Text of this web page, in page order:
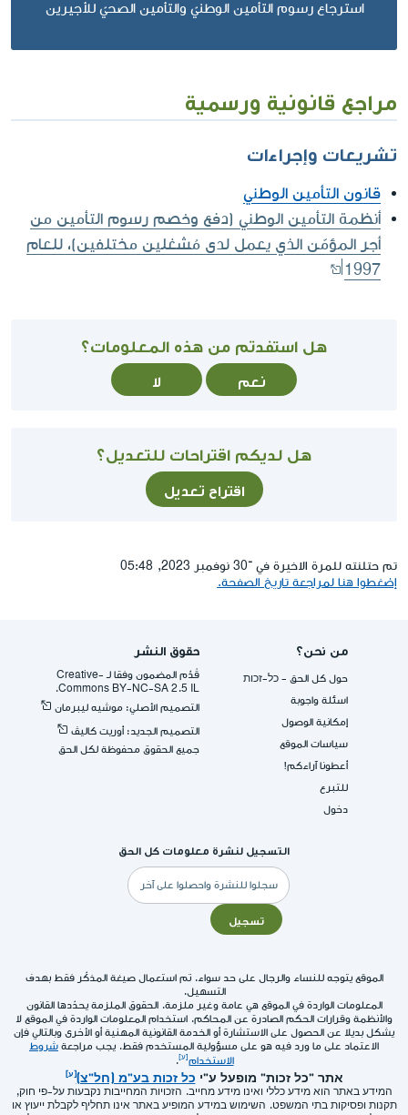
استرجاع رسوم التأمين الوطنيّ والتأمين الصحيّ للأجيرين
مراجع قانونية ورسمية
تشريعات وإجراءات
قانون التأمين الوطني
أنظمة التأمين الوطني (دفع وخصم رسوم التأمين من
أجر المؤمّن الذي يعمل لدى مُشغلين مختلفين)، للعام
1997
هل استفدتم من هذه المعلومات؟
نعم لا
هل لديكم اقتراحات للتعديل؟
اقتراح تعديل
تم حتلنته للمرة الاخيرة في ־30 نوفمبر 2023, 05:48
إضغطوا هنا لمراجعة تاريخ الصفحة.
من نحن؟
حول كل الحق - כל-זכות
اسئلة واجوبة
إمكانية الوصول
سياسات الموقع
أعطونا آراءكم!
للتبرع
دخول
حقوق النشر
قُدِّم المضمون وفقا لـ -Creative
Commons BY-NC-SA 2.5 IL.
التصميم الأصلي: موشيه ليبرمان
التصميم الجديد: أوريت كاليڤ
جميع الحقوق محفوظة لكل الحق
التسجيل لنشرة معلومات كل الحق
البريد
الإلكتروني
تسجيل
الموقع يتوجه للنساء والرجال على حد سواء. تم استعمال صيغة المذكّر فقط بهدف
التسهيل.
المعلومات الواردة في الموقع هي عامة وغير ملزمة. الحقوق الملزمة يحدّدها القانون
والأنظمة وقرارات الحكم الصادرة عن المحاكم. استخدام المعلومات الواردة في الموقع لا
يشكل بديلا عن الحصول على الاستشارة أو الخدمة القانونية المهنية أو الأخرى وبالتالي فإن
الاعتماد على ما ورد فيه هو على مسؤولية المستخدم فقط. يجب مراجعة شروط
الاستخدام
.
אתר "כל זכות" מופעל ע"י כל זכות בע"מ (חל"צ)
המידע באתר הוא מידע כללי ואינו מידע מחייב. הזכויות המחייבות נקבעות על-פי חוק,
תקנות ופסיקות בתי המשפט. השימוש במידע המופיע באתר אינו תחליף לקבלת ייעוץ או